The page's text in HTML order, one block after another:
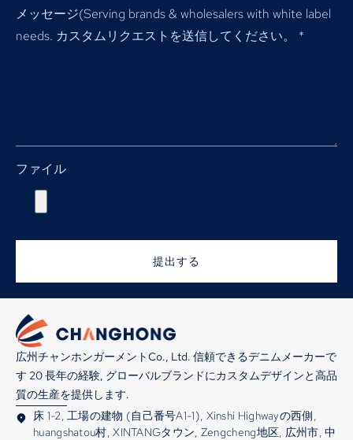
メッセージ(Serving brands & wholesalers with white label
needs. カスタムリクエストを送信してください。 *
ファイル
提出する
広州チャンホンガーメントCo., Ltd. 信頼できるデニムメーカーで
す 20 長年の経験, グローバルブランドにカスタムデザインと高品
質の生産を提供します.
床 1-2, 工場の建物 (自己番号A1-1), Xinshi Highwayの西側,
huangshatou村, XINTANGタウン, Zengcheng地区, 広州市, 中